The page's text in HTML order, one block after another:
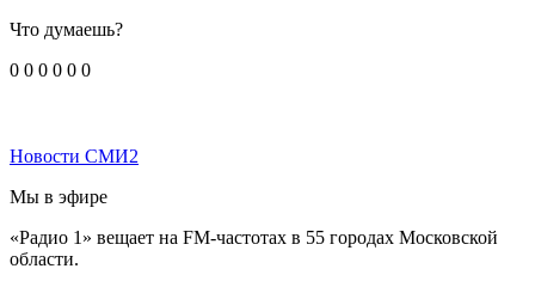
Что думаешь?
0 0 0 0 0 0
Новости СМИ2
Мы в эфире
«Радио 1» вещает на FM-частотах в 55 городах Московской
области.